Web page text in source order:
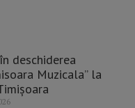
deschiderea
Muzicala” la